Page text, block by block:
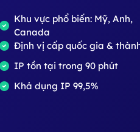
Khu vực phổ biến: Mỹ, Anh,
Canada
Định vị cấp quốc gia &
IP tồn tại trong 90 phút
Khả dụng IP 99,5%